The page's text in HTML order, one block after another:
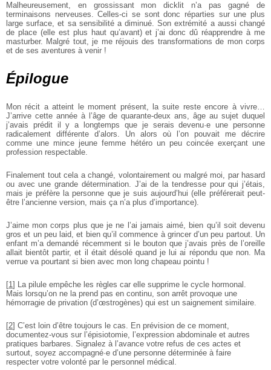
Malheureusement, en grossissant mon dicklit n’a pas gagné de
terminaisons nerveuses. Celles-ci se sont donc réparties sur une plus
large surface, et sa sensibilité a diminué. Son extrémité a aussi changé
de place (elle est plus haut qu’avant) et j’ai donc dû réapprendre à me
masturber. Malgré tout, je me réjouis des transformations de mon corps
et de ses aventures à venir !
Épilogue
Mon récit a atteint le moment présent, la suite reste encore à vivre…
J’arrive cette année à l’âge de quarante-deux ans, âge au sujet duquel
j’avais prédit il y a longtemps que je serais devenu·e une personne
radicalement différente d’alors. Un alors où l’on pouvait me décrire
comme une mince jeune femme hétéro un peu coincée exerçant une
profession respectable.
Finalement tout cela a changé, volontairement ou malgré moi, par hasard
ou avec une grande détermination. J’ai de la tendresse pour qui j’étais,
mais je préfère la personne que je suis aujourd’hui (elle préférerait peut-
être l’ancienne version, mais ça n’a plus d’importance).
J’aime mon corps plus que je ne l’ai jamais aimé, bien qu’il soit devenu
gros et un peu laid, et bien qu’il commence à grincer d’un peu partout. Un
enfant m’a demandé récemment si le bouton que j’avais près de l’oreille
allait bientôt partir, et il était désolé quand je lui ai répondu que non. Ma
verrue va pourtant si bien avec mon long chapeau pointu !
[1] La pilule empêche les règles car elle supprime le cycle hormonal.
Mais lorsqu’on ne la prend pas en continu, son arrêt provoque une
hémorragie de privation (d’œstrogènes) qui est un saignement similaire.
[2] C’est loin d’être toujours le cas. En prévision de ce moment,
documentez-vous sur l’épisiotomie, l’expression abdominale et autres
pratiques barbares. Signalez à l’avance votre refus de ces actes et
surtout, soyez accompagné·e d’une personne déterminée à faire
respecter votre volonté par le personnel médical.